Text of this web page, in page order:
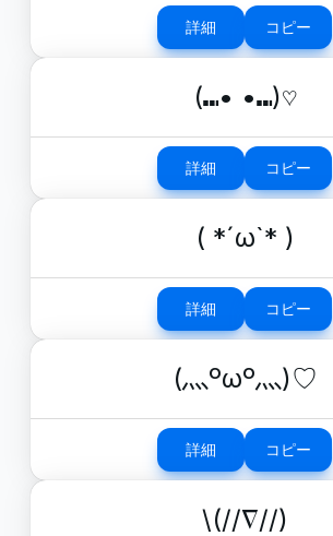
詳細 コピー
(⑉• •⑉)♡
詳細 コピー
( *´ω`* )
詳細 コピー
(灬ºωº灬)♡
詳細 コピー
\(//∇//)